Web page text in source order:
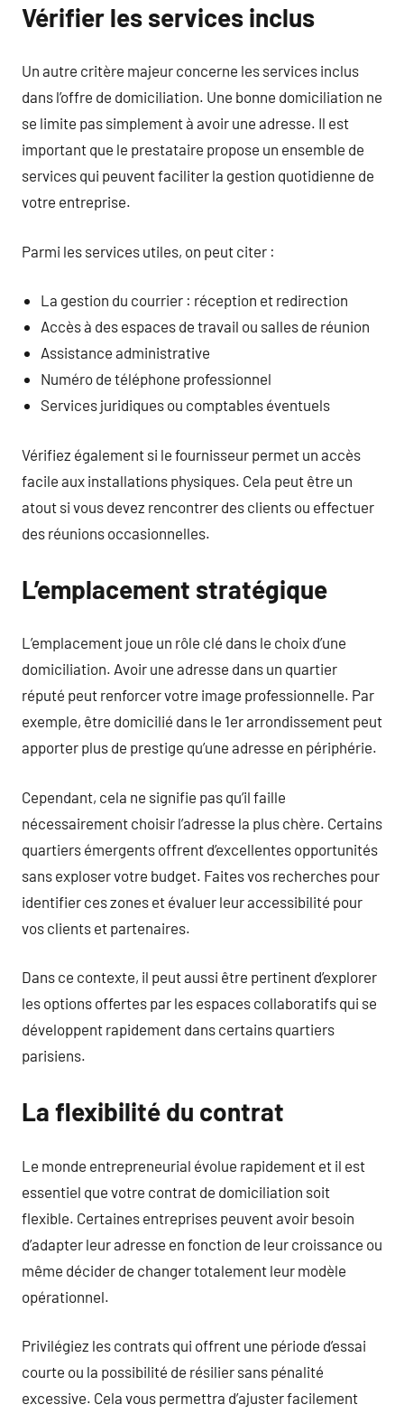
Vérifier les services inclus
Un autre critère majeur concerne les services inclus
dans l’offre de domiciliation. Une bonne domiciliation ne
se limite pas simplement à avoir une adresse. Il est
important que le prestataire propose un ensemble de
services qui peuvent faciliter la gestion quotidienne de
votre entreprise.
Parmi les services utiles, on peut citer :
La gestion du courrier : réception et redirection
Accès à des espaces de travail ou salles de réunion
Assistance administrative
Numéro de téléphone professionnel
Services juridiques ou comptables éventuels
Vérifiez également si le fournisseur permet un accès
facile aux installations physiques. Cela peut être un
atout si vous devez rencontrer des clients ou effectuer
des réunions occasionnelles.
L’emplacement stratégique
L’emplacement joue un rôle clé dans le choix d’une
domiciliation. Avoir une adresse dans un quartier
réputé peut renforcer votre image professionnelle. Par
exemple, être domicilié dans le 1er arrondissement peut
apporter plus de prestige qu’une adresse en périphérie.
Cependant, cela ne signifie pas qu’il faille
nécessairement choisir l’adresse la plus chère. Certains
quartiers émergents offrent d’excellentes opportunités
sans exploser votre budget. Faites vos recherches pour
identifier ces zones et évaluer leur accessibilité pour
vos clients et partenaires.
Dans ce contexte, il peut aussi être pertinent d’explorer
les options offertes par les espaces collaboratifs qui se
développent rapidement dans certains quartiers
parisiens.
La flexibilité du contrat
Le monde entrepreneurial évolue rapidement et il est
essentiel que votre contrat de domiciliation soit
flexible. Certaines entreprises peuvent avoir besoin
d’adapter leur adresse en fonction de leur croissance ou
même décider de changer totalement leur modèle
opérationnel.
Privilégiez les contrats qui offrent une période d’essai
courte ou la possibilité de résilier sans pénalité
excessive. Cela vous permettra d’ajuster facilement